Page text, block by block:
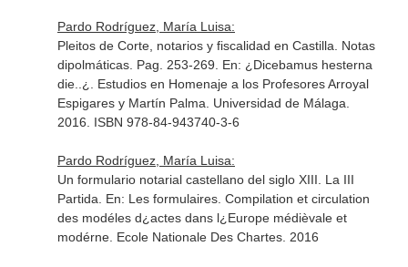
Pardo Rodríguez, María Luisa:
Pleitos de Corte, notarios y fiscalidad en Castilla. Notas
dipolmáticas. Pag. 253-269. En: ¿Dicebamus hesterna
die..¿. Estudios en Homenaje a los Profesores Arroyal
Espigares y Martín Palma . Universidad de Málaga.
2016. ISBN 978-84-943740-3-6
Pardo Rodríguez, María Luisa:
Un formulario notarial castellano del siglo XIII. La III
Partida. En: Les formulaires. Compilation et circulation
des modéles d¿actes dans l¿Europe médièvale et
modérne. Ecole Nationale Des Chartes. 2016